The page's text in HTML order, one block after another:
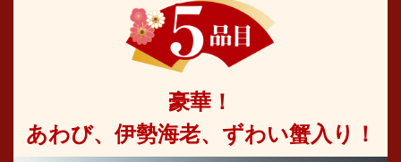
豪華！
あわび、伊勢海老、ずわい蟹入り！